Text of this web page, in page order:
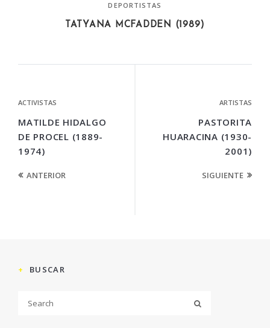
DEPORTISTAS
TATYANA MCFADDEN (1989)
ACTIVISTAS
MATILDE HIDALGO
DE PROCEL (1889-
1974)
ANTERIOR
ARTISTAS
PASTORITA
HUARACINA (1930-
2001)
SIGUIENTE
BUSCAR